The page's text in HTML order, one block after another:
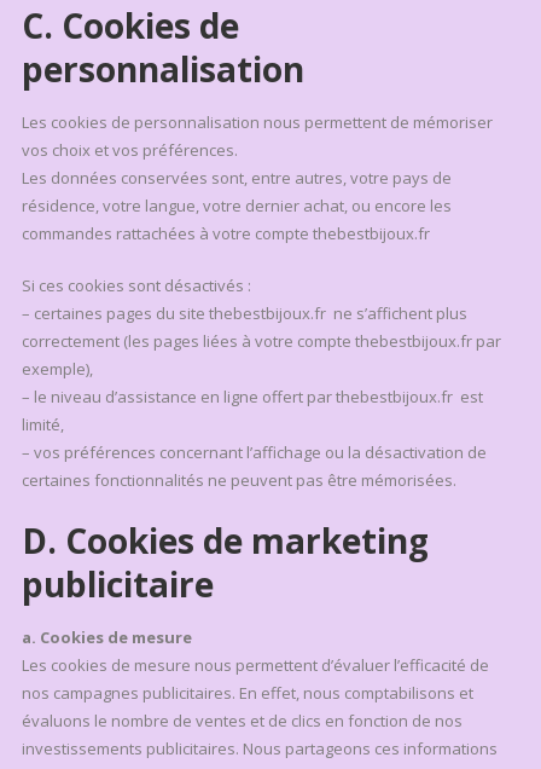
C. Cookies de
personnalisation
Les cookies de personnalisation nous permettent de mémoriser
vos choix et vos préférences.
Les données conservées sont, entre autres, votre pays de
résidence, votre langue, votre dernier achat, ou encore les
commandes rattachées à votre compte thebestbijoux.fr
Si ces cookies sont désactivés :
– certaines pages du site thebestbijoux.fr ne s’affichent plus
correctement (les pages liées à votre compte thebestbijoux.fr par
exemple),
– le niveau d’assistance en ligne offert par thebestbijoux.fr est
limité,
– vos préférences concernant l’affichage ou la désactivation de
certaines fonctionnalités ne peuvent pas être mémorisées.
D. Cookies de marketing
publicitaire
a. Cookies de mesure
Les cookies de mesure nous permettent d’évaluer l’efficacité de
nos campagnes publicitaires. En effet, nous comptabilisons et
évaluons le nombre de ventes et de clics en fonction de nos
investissements publicitaires. Nous partageons ces informations